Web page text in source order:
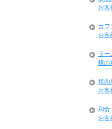
お客
カフ
お客
ラー
様の
焼肉
お客
和食
お客